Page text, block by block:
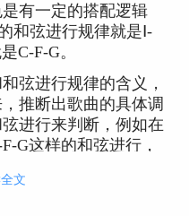
有一定的搭配逻辑
和弦进行规律就是Ⅰ-
C-F-G。
弦进行规律的含义，
推断出歌曲的具体调
进行来判断，例如在
G这样的和弦进行，
法就好像是我们通过
文